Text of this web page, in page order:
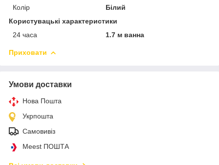
Колір
Білий
Користувацькі характеристики
24 часа
1.7 м ванна
Приховати
Умови доставки
Нова Пошта
Укрпошта
Самовивіз
Meest ПОШТА